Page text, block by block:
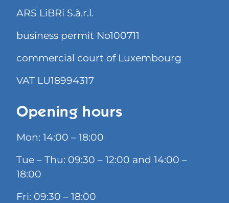
ARS LiBRi S.à.r.l.
business permit No100711
commercial court of Luxembourg
VAT LU18994317
Opening hours
Mon: 14:00 – 18:00
Tue – Thu: 09:30 – 12:00 and 14:00 –
18:00
Fri: 09:30 – 18:00